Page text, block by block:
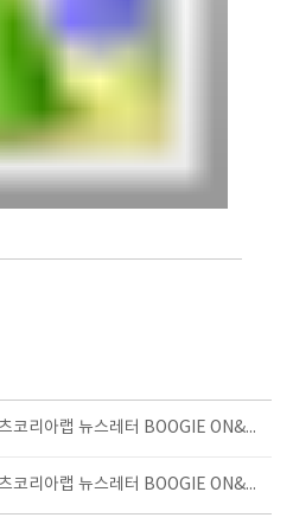
2023 충북콘텐츠코리아랩 뉴스레터 BOOGIE ON&ON 11월호
2024 충북콘텐츠코리아랩 뉴스레터 BOOGIE ON&ON 4월호